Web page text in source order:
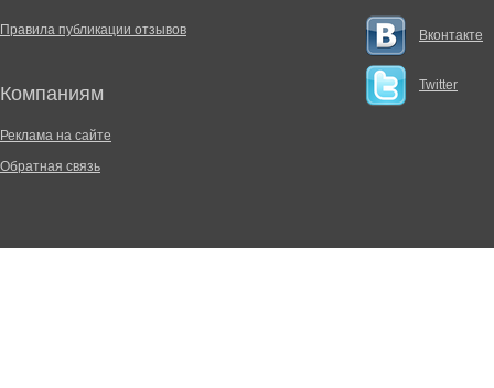
Правила публикации отзывов
Компаниям
Реклама на сайте
Обратная связь
Вконтакте
Twitter